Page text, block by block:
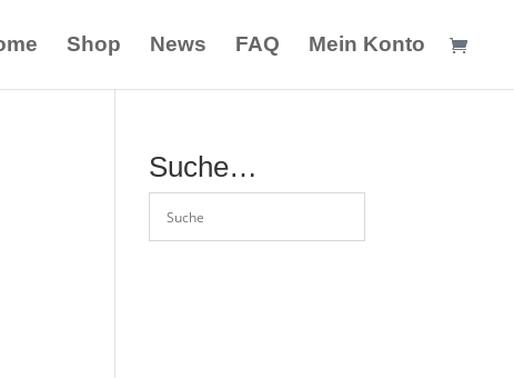
Shop News FAQ Mein Konto
Suche…